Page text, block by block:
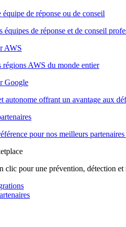
équipe de réponse ou de conseil
équipes de réponse et de conseil
AWS
régions AWS du monde entier
Google
autonome offrant un avantage aux
pour nos meilleurs
clic pour une prévention, détection et